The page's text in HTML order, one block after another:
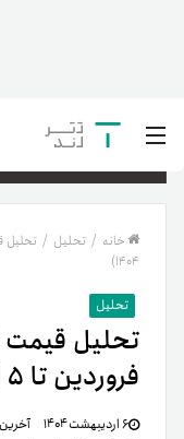
خانه / تحلیل /
۱۴۰۴)
تحلیل
فروردین تا ۵ اردیبهشت ۱۴۰۴)
۶ اردیبهشت ۱۴۰۴